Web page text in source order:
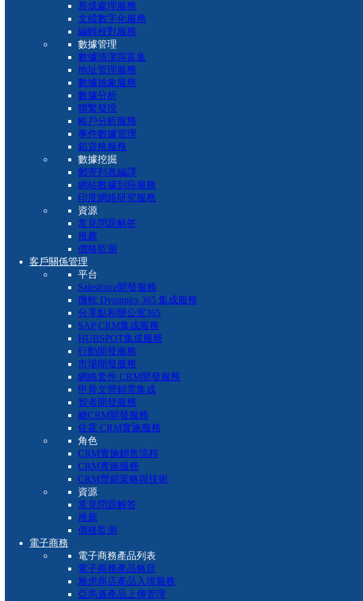
形成處理服務
文檔數字化服務
編輯校對服務
數據管理
數據清潔與富集
地址管理服務
數據抽象服務
數據分析
聯繫發現
帳戶分析服務
事件數據管理
鉛資格服務
數據挖掘
郵寄列表編譯
網站數據刮痧服務
印度網絡研究服務
資源
常見問題解答
推薦
價格監測
客戶關係管理
平台
Salesforce開發服務
微軟 Dynamics 365 集成服務
分享點和辦公室365
SAP CRM集成服務
HUBSPOT集成服務
行動開發服務
市場開發服務
網絡套件 CRM開發服務
甲骨文營銷雲集成
智者開發服務
糖CRM開發服務
佐霍 CRM實施服務
角色
CRM實施銷售流程
CRM實施服務
CRM營銷策略與技術
資源
常見問題解答
推薦
價格監測
電子商務
電子商務產品列表
電子商務產品條目
雅虎商店產品入境服務
亞馬遜產品上傳管理